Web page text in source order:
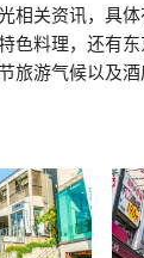
相关资讯，具
色料理，还有
旅游气候以及酒